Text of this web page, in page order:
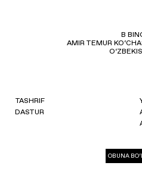
B
AMIR TEMUR
TASHRIF
DASTUR
OBUNA